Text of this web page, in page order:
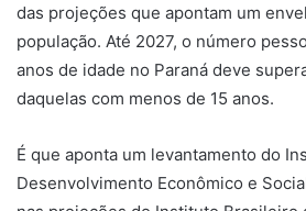
das projeções que apontam um
população. Até 2027, o número
anos de idade no Paraná deve
daquelas com menos de 15 anos.
É que aponta um levantamento do
Desenvolvimento Econômico e